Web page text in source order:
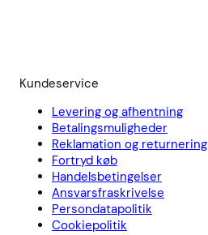
Kundeservice
Levering og afhentning
Betalingsmuligheder
Reklamation og returnering
Fortryd køb
Handelsbetingelser
Ansvarsfraskrivelse
Persondatapolitik
Cookiepolitik